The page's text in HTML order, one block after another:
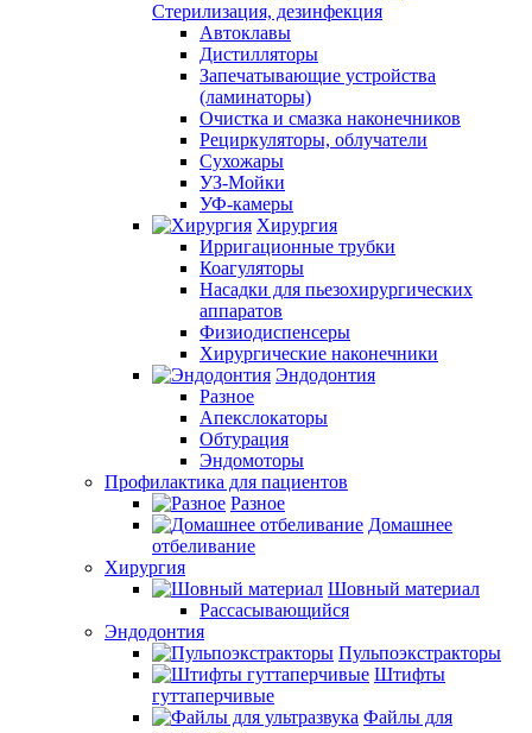
Стерилизация, дезинфекция
Автоклавы
Дистилляторы
Запечатывающие устройства
(ламинаторы)
Очистка и смазка наконечников
Рециркуляторы, облучатели
Сухожары
УЗ-Мойки
УФ-камеры
Хирургия
Ирригационные трубки
Коагуляторы
Насадки для пьезохирургических
аппаратов
Физиодиспенсеры
Хирургические наконечники
Эндодонтия
Разное
Апекслокаторы
Обтурация
Эндомоторы
Профилактика для пациентов
Разное
Домашнее
отбеливание
Хирургия
Шовный материал
Рассасывающийся
Эндодонтия
Пульпоэкстракторы
Штифты
гуттаперчивые
Файлы для